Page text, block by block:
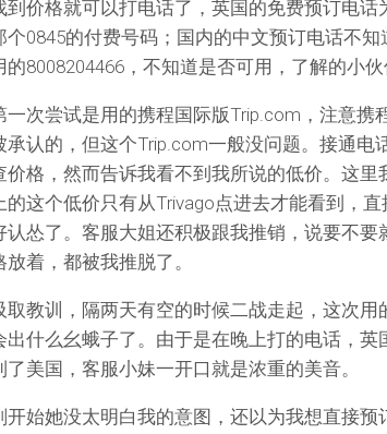
到价格就可以打电话了，英国的免费预订电话
个0845的付费号码；国内的中文预订电话不
的8008204466，不知道是否可用，了解的小伙
一次尝试是用的携程国际版Trip.com，注意携
承认的，但这个Trip.com一般没问题。接通电
价格，然而告诉我看不到我所说的低价。这
的这个低价只有从Trivago点进去才能看到，
认怂了。客服大姐还积极跟我推销，说要不
放着，都被我推脱了。
取教训，隔两天有空的时候二战走起，这次
出什么幺蛾子了。由于是在晚上打的电话，
了美国，客服小妹一开口就是浓重的美音。
开始她没太明白我的意图，还以为我想直接